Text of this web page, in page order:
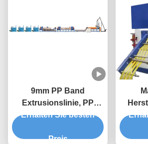
9mm PP Band
Extrusionslinie, PP
Verpackungsband
Erhalten Sie besten
Preis